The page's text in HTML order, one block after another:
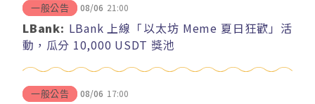
一般公告 08/06 21:00
LBank: LBank 上線「以太坊 Meme 夏日狂歡」活
動，瓜分 10,000 USDT 獎池
一般公告 08/06 17:00